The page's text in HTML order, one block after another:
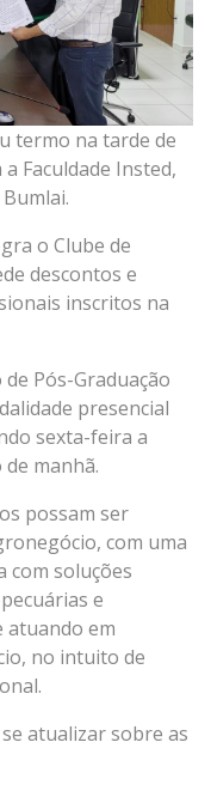
termo na tarde de
Faculdade Insted,
o Clube de
descontos e
inscritos na
Pós-Graduação
presencial
sexta-feira a
manhã.
possam ser
com uma
com soluções
e
atuando em
no intuito de
atualizar sobre as